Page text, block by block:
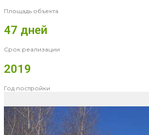
Площадь объекта
47 дней
Срок реализации
2019
Год постройки